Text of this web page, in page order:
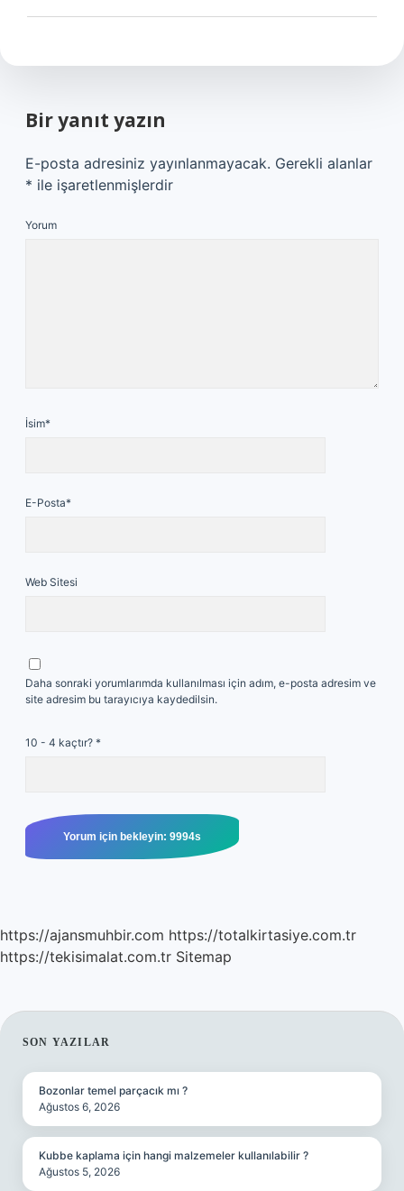
Bir yanıt yazın
E-posta adresiniz yayınlanmayacak. Gerekli alanlar
* ile işaretlenmişlerdir
Yorum
İsim*
E-Posta*
Web Sitesi
Daha sonraki yorumlarımda kullanılması için adım, e-posta adresim ve
site adresim bu tarayıcıya kaydedilsin.
10 - 4 kaçtır? *
https://ajansmuhbir.com https://totalkirtasiye.com.tr
https://tekisimalat.com.tr Sitemap
SIDEBAR
SON YAZILAR
Bozonlar temel parçacık mı ?
Ağustos 6, 2026
Kubbe kaplama için hangi malzemeler kullanılabilir ?
Ağustos 5, 2026